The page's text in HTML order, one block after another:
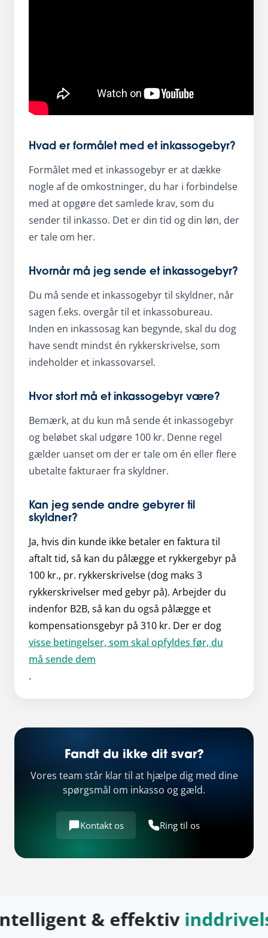
Hvad er formålet med et inkassogebyr?
Formålet med et inkassogebyr er at dække
nogle af de omkostninger, du har i forbindelse
med at opgøre det samlede krav, som du
sender til inkasso. Det er din tid og din løn, der
er tale om her.
Hvornår må jeg sende et inkassogebyr?
Du må sende et inkassogebyr til skyldner, når
sagen f.eks. overgår til et inkassobureau.
Inden en inkassosag kan begynde, skal du dog
have sendt mindst én rykkerskrivelse, som
indeholder et inkassovarsel.
Hvor stort må et inkassogebyr være?
Bemærk, at du kun må sende ét inkassogebyr
og beløbet skal udgøre 100 kr. Denne regel
gælder uanset om der er tale om én eller flere
ubetalte fakturaer fra skyldner.
Kan jeg sende andre gebyrer til
skyldner?
Ja, hvis din kunde ikke betaler en faktura til
aftalt tid, så kan du pålægge et rykkergebyr på
100 kr., pr. rykkerskrivelse (dog maks 3
rykkerskrivelser med gebyr på). Arbejder du
indenfor B2B, så kan du også pålægge et
kompensationsgebyr på 310 kr. Der er dog
visse betingelser, som skal opfyldes før, du
må sende dem
.
Fandt du ikke dit svar?
Vores team står klar til at hjælpe dig med dine
spørgsmål om inkasso og gæld.
Kontakt os Ring til os
& effektiv